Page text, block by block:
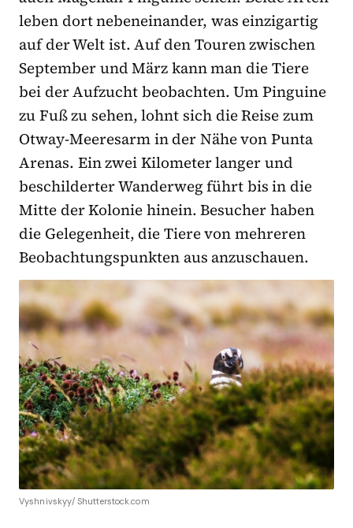
leben dort nebeneinander, was einzigartig
auf der Welt ist. Auf den Touren zwischen
September und März kann man die Tiere
bei der Aufzucht beobachten. Um Pinguine
zu Fuß zu sehen, lohnt sich die Reise zum
Otway-Meeresarm in der Nähe von Punta
Arenas. Ein zwei Kilometer langer und
beschilderter Wanderweg führt bis in die
Mitte der Kolonie hinein. Besucher haben
die Gelegenheit, die Tiere von mehreren
Beobachtungspunkten aus anzuschauen.
Vyshnivskyy/ Shutterstock.com